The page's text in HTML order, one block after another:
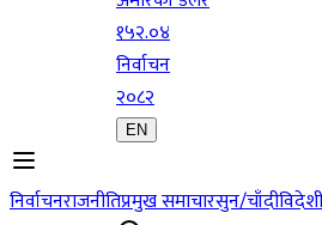
१५२.०४
निर्वाचन
२०८२
EN
निर्वाचनराजनीतिप्रमुख समाचारसुन/चाँदी